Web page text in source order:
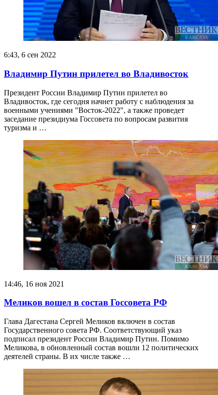
6:43, 6 сен 2022
Владимир Путин прилетел во Владивосток
Президент России Владимир Путин прилетел во
Владивосток, где сегодня начнет работу с наблюдения за
военными учениями "Восток-2022", а также проведет
заседание президиума Госсовета по вопросам развития
туризма и …
14:46, 16 ноя 2021
Меликов вошел в состав Госсовета РФ
Глава Дагестана Сергей Меликов включен в состав
Государственного совета РФ. Соответствующий указ
подписал президент России Владимир Путин. Помимо
Меликова, в обновленный состав вошли 12 политических
деятелей страны. В их числе также …